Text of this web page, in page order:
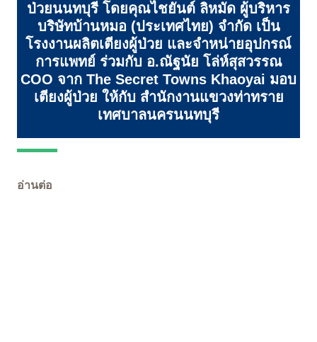
ป่วยนนทบุรี โดยคุณไชยันต์ ลิหมัด ผู้บริหาร
บริษัทบ้านหมอ (ประเทศไทย) จำกัด เป็น
โรงงานผลิตเตียงผู้ป่วย และจำหน่ายอุปกรณ์
การแพทย์ ร่วมกับ อ.ณัฐนัย โล่ห์สุสวรรณ
COO จาก The Secret Towns Khaoyai มอบ
เตียงผู้ป่วย ให้กับ สำนักงานแขวงท่าทราย
เทศบาลนครนนทบุรี
อ่านต่อ